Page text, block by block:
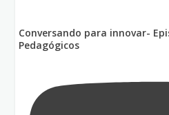
Conversando para innovar-
Pedagógicos